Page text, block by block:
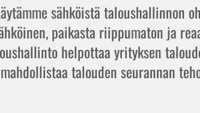
sähköistä taloushallinnon
paikasta riippumaton ja
helpottaa yrityksen
mahdollistaa talouden seurannan